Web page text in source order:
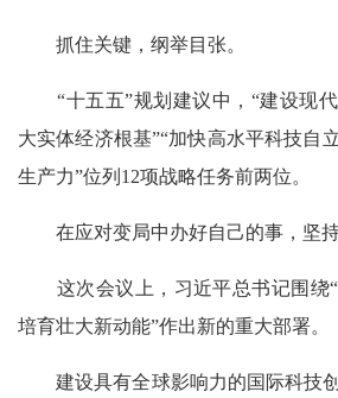
抓住关键，纲举目张。
“十五五”规划建议中，“建设现代
大实体经济根基”“加快高水平科技自
生产力”位列12项战略任务前两位。
在应对变局中办好自己的事，坚持
这次会议上，习近平总书记围绕“
培育壮大新动能”作出新的重大部署。
建设具有全球影响力的国际科技